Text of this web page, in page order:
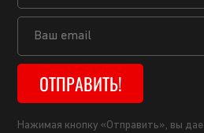
ОТПРАВИТЬ!
Нажимая кнопку «Отправить», вы